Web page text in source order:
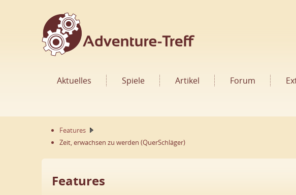
Aktuelles Spiele Artikel Forum
Features
Zeit, erwachsen zu werden (QuerSchläger)
Features